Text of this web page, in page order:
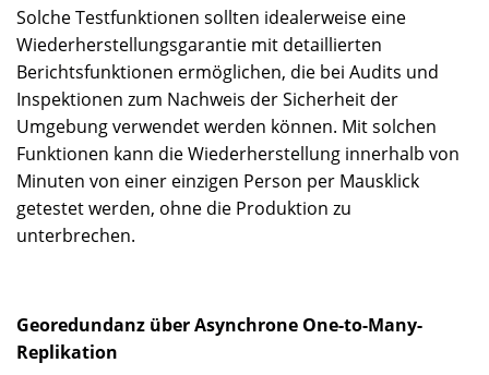
Solche Testfunktionen sollten idealerweise eine
Wiederherstellungsgarantie mit detaillierten
Berichtsfunktionen ermöglichen, die bei Audits und
Inspektionen zum Nachweis der Sicherheit der
Umgebung verwendet werden können. Mit solchen
Funktionen kann die Wiederherstellung innerhalb von
Minuten von einer einzigen Person per Mausklick
getestet werden, ohne die Produktion zu
unterbrechen.
Georedundanz über Asynchrone One-to-Many-
Replikation